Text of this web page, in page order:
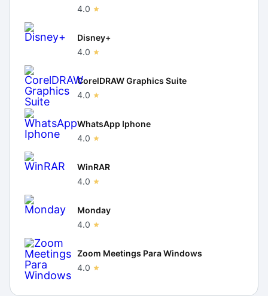
4.0
Disney+
4.0
CorelDRAW Graphics Suite
4.0
WhatsApp Iphone
4.0
WinRAR
4.0
Monday
4.0
Zoom Meetings Para Windows
4.0